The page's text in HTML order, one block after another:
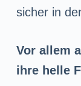
sicher in
Vor allem
ihre helle